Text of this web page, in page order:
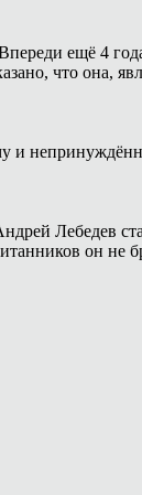
ещё 4
что она,
и
Лебедев
он не